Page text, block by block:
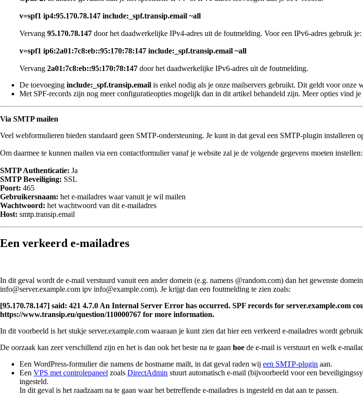
v=spf1 ip4:95.170.78.147 include:_spf.transip.email ~all
Vervang 95.170.78.147 door het daadwerkelijke IPv4-adres uit de foutmelding. Voor een IPv6-adres gebruik je:
v=spf1 ip6:2a01:7c8:eb::95:170:78:147 include:_spf.transip.email ~all
Vervang 2a01:7c8:eb::95:170:78:147 door het daadwerkelijke IPv6-adres uit de foutmelding.
De toevoeging include:_spf.transip.email is enkel nodig als je onze mailservers gebruikt. Dit geldt voor onze
Met SPF-records zijn nog meer configuratieopties mogelijk dan in dit artikel behandeld zijn. Meer opties vind je
Via SMTP mailen
Veel webformulieren bieden standaard geen SMTP-ondersteuning. Je kunt in dat geval een SMTP-plugin installeren
Om daarmee te kunnen mailen via een contactformulier vanaf je website zal je de volgende gegevens moeten instellen:
SMTP Authenticatie: Ja
SMTP Beveiliging: SSL
Poort: 465
Gebruikersnaam: het e-mailadres waar vanuit je wil mailen
Wachtwoord: het wachtwoord van dit e-mailadres
Host: smtp.transip.email
Een verkeerd e-mailadres
In dit geval wordt de e-mail verstuurd vanuit een ander domein (e.g. namens @random.com) dan het gewenste
info@server.example.com ipv info@example.com). Je krijgt dan een foutmelding te zien zoals:
[95.170.78.147] said: 421 4.7.0 An Internal Server Error has occurred. SPF records for server.example.com
https://www.transip.eu/question/110000767 for more information.
In dit voorbeeld is het stukje server.example.com waaraan je kunt zien dat hier een verkeerd e-mailadres wordt
De oorzaak kan zeer verschillend zijn en het is dan ook het beste na te gaan hoe de e-mail is verstuurt en welk e-
Een WordPress-formulier die namens de hostname mailt, in dat geval raden wij een SMTP-plugin aan.
Een VPS met controlepaneel zoals DirectAdmin stuurt automatisch e-mail (bijvoorbeeld voor een
ingesteld.
In dit geval is het raadzaam na te gaan waar het betreffende e-mailadres is ingesteld en dat aan te passen.